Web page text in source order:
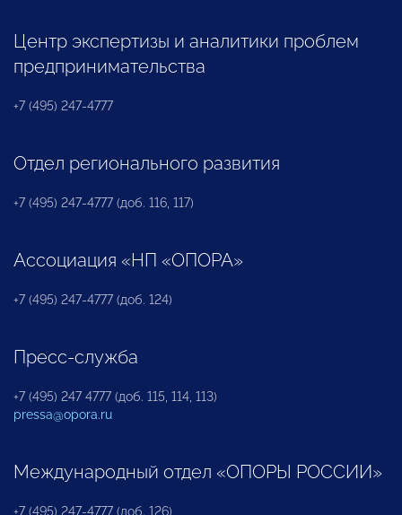
Центр экспертизы и аналитики проблем
предпринимательства
+7 (495) 247-4777
Отдел регионального развития
+7 (495) 247-4777 (доб. 116, 117)
Ассоциация «НП «ОПОРА»
+7 (495) 247-4777 (доб. 124)
Пресс-служба
+7 (495) 247 4777 (доб. 115, 114, 113)
pressa@opora.ru
Международный отдел «ОПОРЫ РОССИИ»
+7 (495) 247-4777 (доб. 126)